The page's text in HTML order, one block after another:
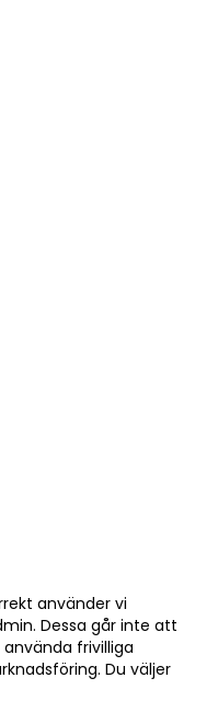
använder vi
Dessa går inte att
frivilliga
Du väljer